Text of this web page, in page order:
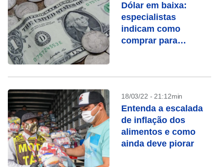
Dólar em baixa:
especialistas
indicam como
comprar para
18/03/22 - 21:12min
Entenda a escalada
de inflação dos
alimentos e como
ainda deve piorar